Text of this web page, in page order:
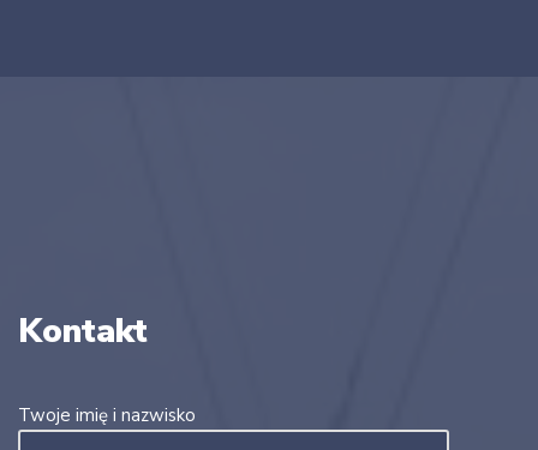
Kontakt
Twoje imię i nazwisko